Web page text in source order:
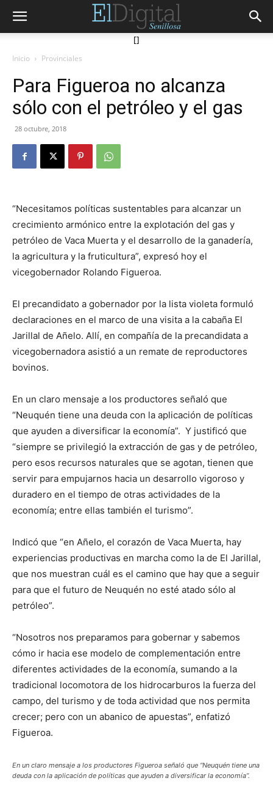
[]
Inicio Provinciales
Para Figueroa no alcanza
sólo con el petróleo y el gas
28 octubre, 2018
“Necesitamos políticas sustentables para alcanzar un
crecimiento armónico entre la explotación del gas y
petróleo de Vaca Muerta y el desarrollo de la ganadería,
la agricultura y la fruticultura”, expresó hoy el
vicegobernador Rolando Figueroa.
El precandidato a gobernador por la lista violeta formuló
declaraciones en el marco de una visita a la cabaña El
Jarillal de Añelo. Allí, en compañía de la precandidata a
vicegobernadora asistió a un remate de reproductores
bovinos.
En un claro mensaje a los productores señaló que
“Neuquén tiene una deuda con la aplicación de políticas
que ayuden a diversificar la economía”. Y justificó que
“siempre se privilegió la extracción de gas y de petróleo,
pero esos recursos naturales que se agotan, tienen que
servir para empujarnos hacia un desarrollo vigoroso y
duradero en el tiempo de otras actividades de la
economía; entre ellas también el turismo”.
Indicó que “en Añelo, el corazón de Vaca Muerta, hay
experiencias productivas en marcha como la de El Jarillal,
que nos muestran cuál es el camino que hay que a seguir
para que el futuro de Neuquén no esté atado sólo al
petróleo”.
“Nosotros nos preparamos para gobernar y sabemos
cómo ir hacia ese modelo de complementación entre
diferentes actividades de la economía, sumando a la
tradicional locomotora de los hidrocarburos la fuerza del
campo, del turismo y de toda actividad que nos permita
crecer; pero con un abanico de apuestas”, enfatizó
Figueroa.
En un claro mensaje a los productores Figueroa señaló que “Neuquén tiene una
deuda con la aplicación de políticas que ayuden a diversificar la economía”.